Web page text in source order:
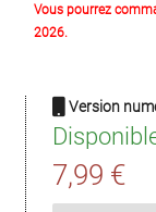
Vous pourrez
2026.
Version
7,99 €